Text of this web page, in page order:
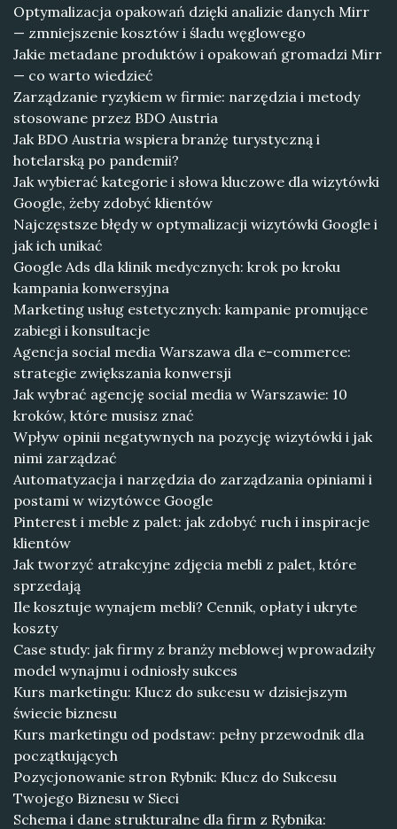
Optymalizacja opakowań dzięki analizie danych Mirr
— zmniejszenie kosztów i śladu węglowego
Jakie metadane produktów i opakowań gromadzi Mirr
— co warto wiedzieć
Zarządzanie ryzykiem w firmie: narzędzia i metody
stosowane przez BDO Austria
Jak BDO Austria wspiera branżę turystyczną i
hotelarską po pandemii?
Jak wybierać kategorie i słowa kluczowe dla wizytówki
Google, żeby zdobyć klientów
Najczęstsze błędy w optymalizacji wizytówki Google i
jak ich unikać
Google Ads dla klinik medycznych: krok po kroku
kampania konwersyjna
Marketing usług estetycznych: kampanie promujące
zabiegi i konsultacje
Agencja social media Warszawa dla e-commerce:
strategie zwiększania konwersji
Jak wybrać agencję social media w Warszawie: 10
kroków, które musisz znać
Wpływ opinii negatywnych na pozycję wizytówki i jak
nimi zarządzać
Automatyzacja i narzędzia do zarządzania opiniami i
postami w wizytówce Google
Pinterest i meble z palet: jak zdobyć ruch i inspiracje
klientów
Jak tworzyć atrakcyjne zdjęcia mebli z palet, które
sprzedają
Ile kosztuje wynajem mebli? Cennik, opłaty i ukryte
koszty
Case study: jak firmy z branży meblowej wprowadziły
model wynajmu i odniosły sukces
Kurs marketingu: Klucz do sukcesu w dzisiejszym
świecie biznesu
Kurs marketingu od podstaw: pełny przewodnik dla
początkujących
Pozycjonowanie stron Rybnik: Klucz do Sukcesu
Twojego Biznesu w Sieci
Schema i dane strukturalne dla firm z Rybnika: